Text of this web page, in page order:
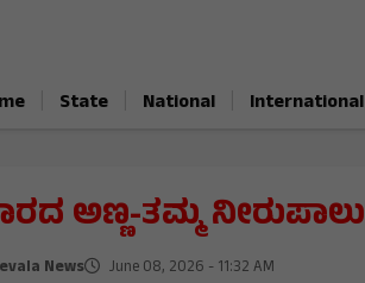
State National International
ಅಣ್ಣ-ತಮ್ಮ ನೀರುಪಾಲು
News June 08, 2026 - 11:32 AM